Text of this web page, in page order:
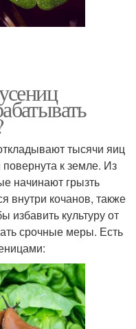
тысячи яиц
повернута к земле. Из
начинают грызть
внутри кочанов, также
культуру от
срочные меры. Есть